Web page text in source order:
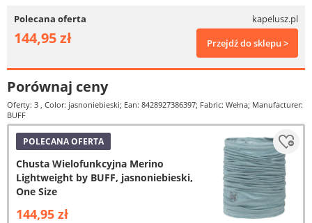
Polecana oferta kapelusz.pl
144,95 zł Przejdź do sklepu >
Porównaj ceny
Oferty: 3 , Color: jasnoniebieski; Ean: 8428927386397; Fabric: Wełna; Manufacturer:
BUFF
POLECANA OFERTA
Chusta Wielofunkcyjna Merino
Lightweight by BUFF, jasnoniebieski,
One Size
144,95 zł